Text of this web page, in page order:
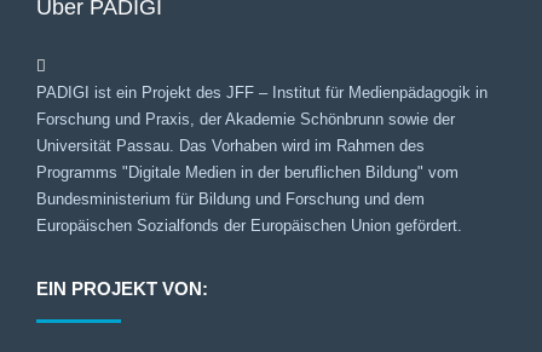
Über PADIGI
PADIGI ist ein Projekt des JFF – Institut für Medienpädagogik in
Forschung und Praxis, der Akademie Schönbrunn sowie der
Universität Passau. Das Vorhaben wird im Rahmen des
Programms "Digitale Medien in der beruflichen Bildung" vom
Bundesministerium für Bildung und Forschung und dem
Europäischen Sozialfonds der Europäischen Union gefördert.
EIN PROJEKT VON: